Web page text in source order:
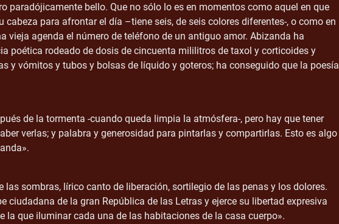
paradójicamente bello. Que no sólo lo es en momentos como aquel en que
para afrontar el día –tiene seis, de seis colores diferentes-, o como en
vieja agenda el número de teléfono de un antiguo amor. Abizanda ha
poética rodeado de dosis de cincuenta mililitros de taxol y corticoides y
y vómitos y tubos y bolsas de líquido y goteros; ha conseguido que la poesía
de la tormenta -cuando queda limpia la atmósfera-, pero hay que tener
verlas; y palabra y generosidad para pintarlas y compartirlas. Esto es algo
las sombras, lírico canto de liberación, sortilegio de las penas y los dolores.
ciudadana de la gran República de las Letras y ejerce su libertad expresiva
la que iluminar cada una de las habitaciones de la casa cuerpo».